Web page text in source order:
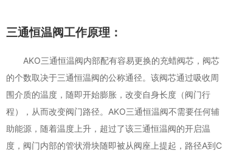
三通恒温阀工作原理：
AKO三通恒温阀内部配有容易更换的充蜡阀芯，阀芯
的个数取决于三通恒温阀的公称通径。该阀芯通过吸收周
围介质的温度，随即开始膨胀，改变自身长度（阀门行
程），从而改变阀门路径。AKO三通恒温阀不需要任何辅
助能源，随着温度上升，超过了该三通恒温阀的开启温
度，阀门内部的管状滑块随即被从阀座上提起，路径A到C